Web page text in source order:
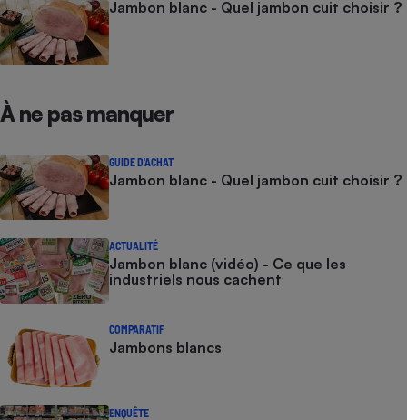
Jambon blanc - Quel jambon cuit choisir ?
À ne pas manquer
GUIDE D'ACHAT
Jambon blanc - Quel jambon cuit choisir ?
ACTUALITÉ
Jambon blanc (vidéo) - Ce que les
industriels nous cachent
COMPARATIF
Jambons blancs
ENQUÊTE